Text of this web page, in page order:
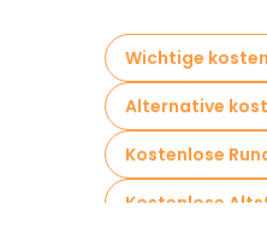
Wichtige
Alternative
Kostenlose
Kostenlose